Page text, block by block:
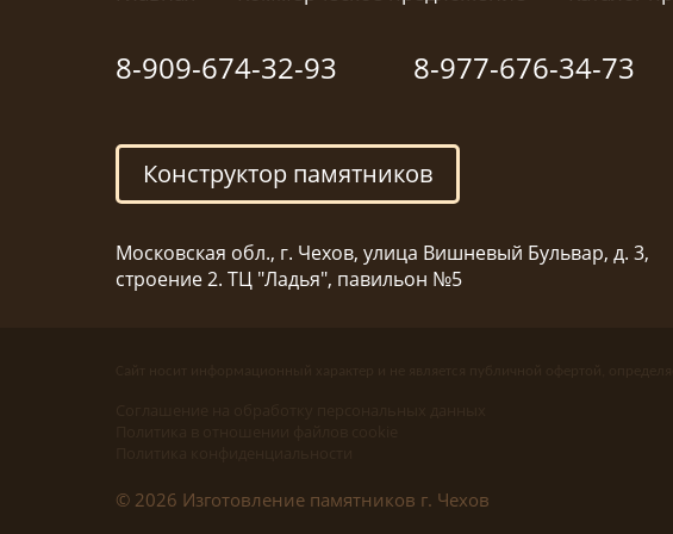
8-909-674-32-93 8-977-676-34-73
Конструктор памятников
Московская обл., г. Чехов, улица Вишневый Бульвар, д. 3,
строение 2. ТЦ "Ладья", павильон №5
© 2026 Изготовление памятников г. Чехов